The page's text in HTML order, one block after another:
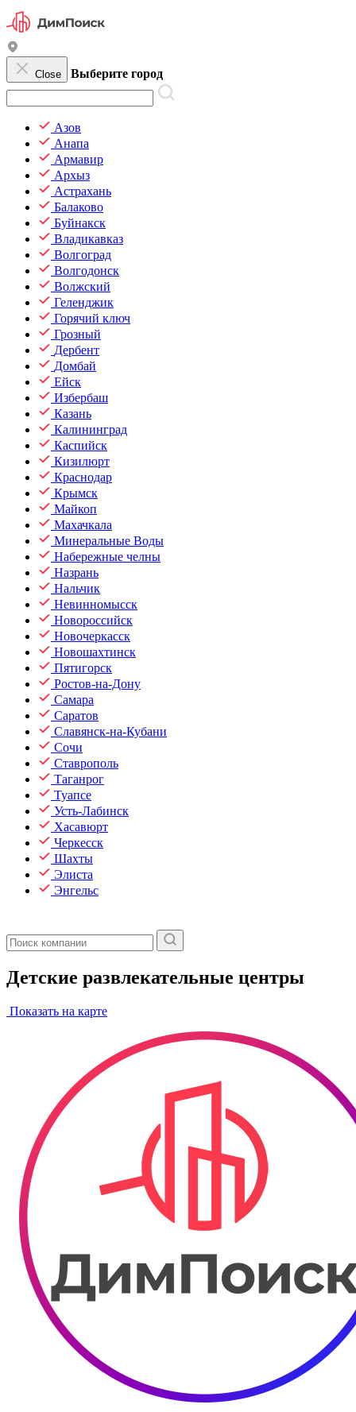
Close Выберите город
Азов
Анапа
Армавир
Архыз
Астрахань
Балаково
Буйнакск
Владикавказ
Волгоград
Волгодонск
Волжский
Геленджик
Горячий ключ
Грозный
Дербент
Домбай
Ейск
Избербаш
Казань
Калининград
Каспийск
Кизилюрт
Краснодар
Крымск
Майкоп
Махачкала
Минеральные Воды
Набережные челны
Назрань
Нальчик
Невинномысск
Новороссийск
Новочеркасск
Новошахтинск
Пятигорск
Ростов-на-Дону
Самара
Саратов
Славянск-на-Кубани
Сочи
Ставрополь
Таганрог
Туапсе
Усть-Лабинск
Хасавюрт
Черкесск
Шахты
Элиста
Энгельс
Детские развлекательные центры
Показать на карте